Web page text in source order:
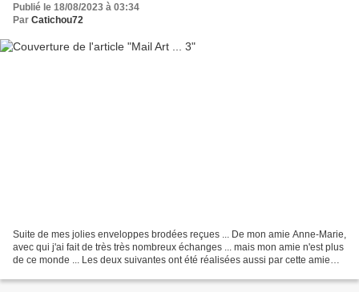
Publié le 18/08/2023 à 03:34
Par Catichou72
Suite de mes jolies enveloppes brodées reçues ... De mon amie Anne-Marie,
avec qui j'ai fait de très très nombreux échanges ... mais mon amie n'est plus
de ce monde ... Les deux suivantes ont été réalisées aussi par cette amie